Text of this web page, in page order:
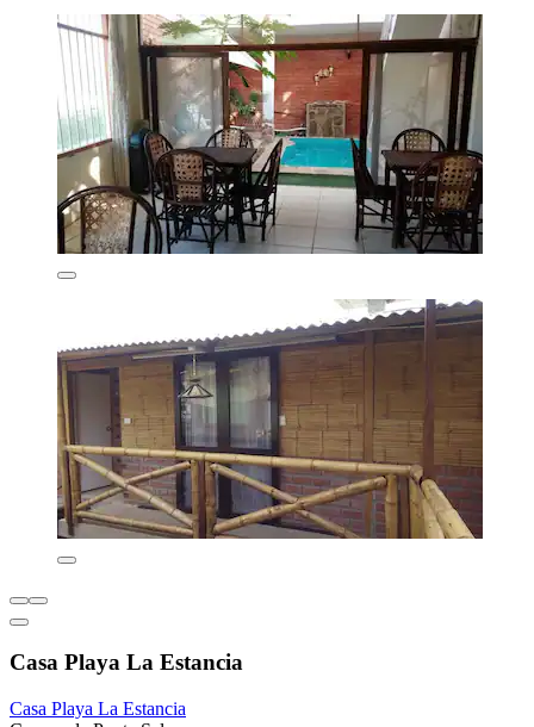
Casa Playa La Estancia
Casa Playa La Estancia